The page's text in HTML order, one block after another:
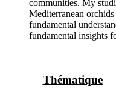
communities. My
Mediterranean
fundamental
fundamental insights
Thématique